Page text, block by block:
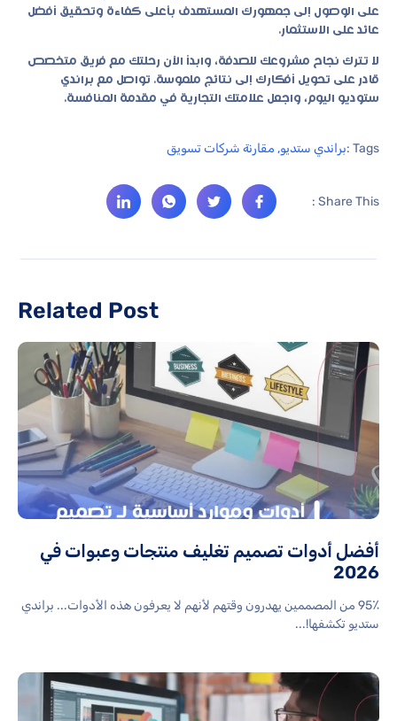
على الوصول إلى جمهورك المستهدف بأعلى كفاءة وتحقيق أفضل
عائد على الاستثمار.
لا تترك نجاح مشروعك للصدفة، وابدأ الآن رحلتك مع فريق متخصص
قادر على تحويل أفكارك إلى نتائج ملموسة. تواصل مع براندي
ستوديو اليوم، واجعل علامتك التجارية في مقدمة المنافسة.
Tags : براندي ستديو, مقارنة شركات تسويق
Share This :
Related Post
أفضل أدوات تصميم تغليف منتجات وعبوات في
2026
95٪ من المصممين يهدرون وقتهم لأنهم لا يعرفون هذه الأدوات... براندي
ستديو تكشفها!...